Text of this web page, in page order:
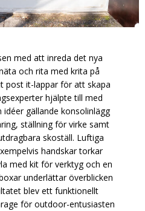
med att inreda det nya
och rita med krita på
post it-lappar för att skapa
hjälpte till med
gällande konsolinlägg
ställning för virke samt
skoställ. Luftiga
handskar torkar
med kit för verktyg och en
underlättar överblicken
blev ett funktionellt
för outdoor-entusiasten